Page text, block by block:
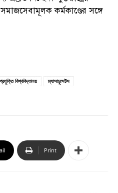
সমাজসেবামূলক কর্মকাণ্ডের সঙ্গে
বিশ্ববিদ্যালয়
ম্যাসাচুসেটস
Print